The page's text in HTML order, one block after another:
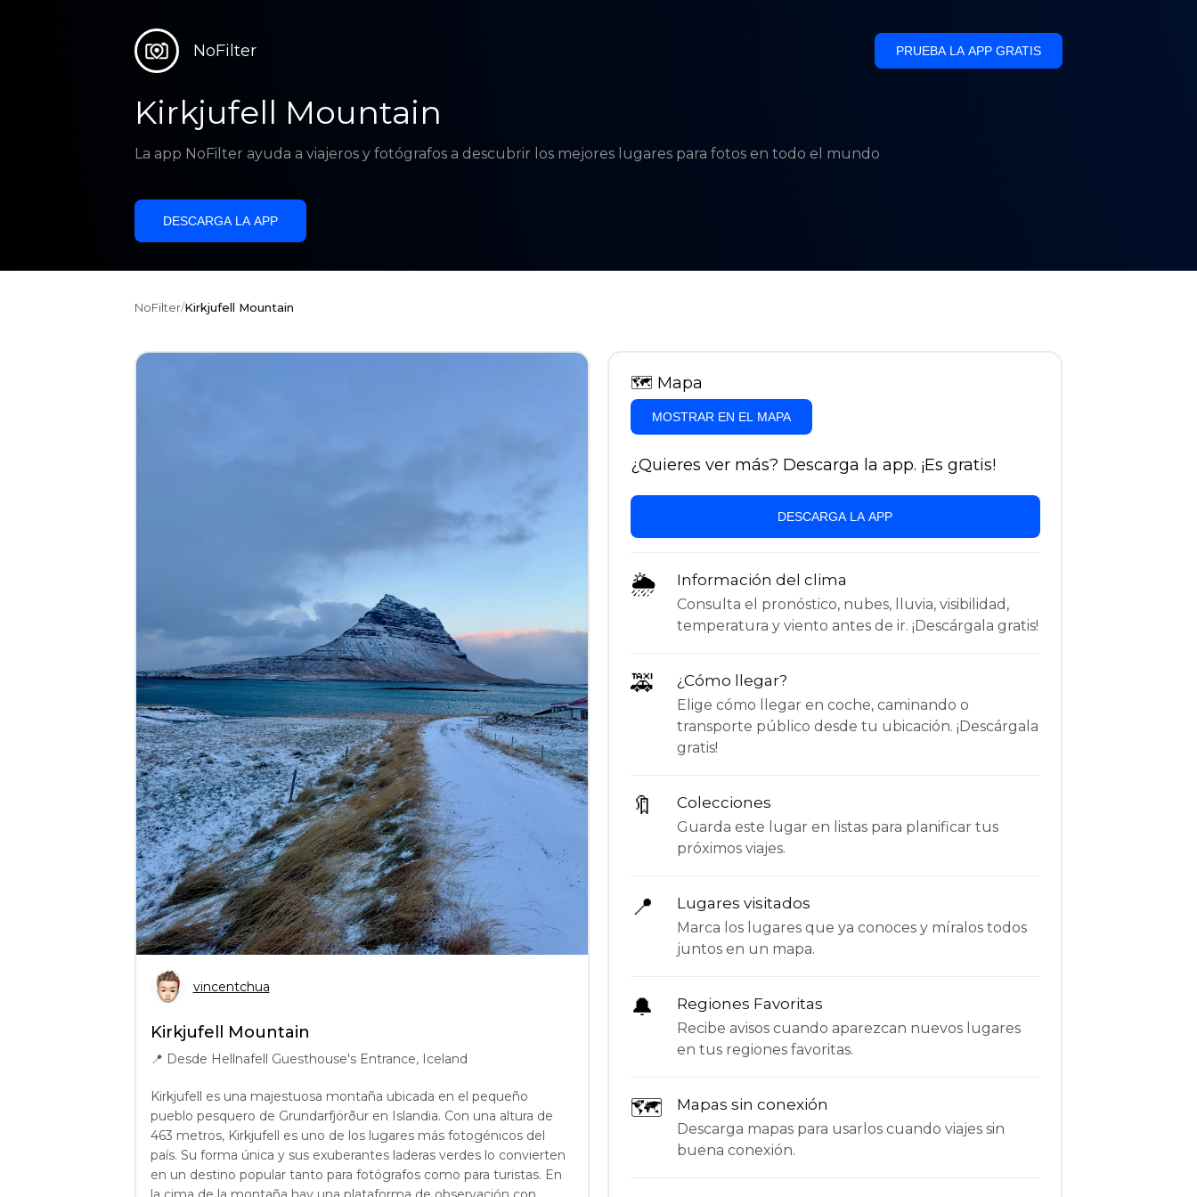
NoFilter PRUEBA LA APP GRATIS
Kirkjufell Mountain
La app NoFilter ayuda a viajeros y fotógrafos a descubrir los mejores lugares para fotos en todo el mundo
DESCARGA LA APP
NoFilter/Kirkjufell Mountain
vincentchua
Kirkjufell Mountain
📍 Desde Hellnafell Guesthouse's Entrance, Iceland
Kirkjufell es una majestuosa montaña ubicada en el pequeño
pueblo pesquero de Grundarfjörður en Islandia. Con una altura de
463 metros, Kirkjufell es uno de los lugares más fotogénicos del
país. Su forma única y sus exuberantes laderas verdes lo convierten
en un destino popular tanto para fotógrafos como para turistas. En
🗺 Mapa
MOSTRAR EN EL MAPA
¿Quieres ver más? Descarga la app. ¡Es gratis!
DESCARGA LA APP
🌦 Información del clima
Consulta el pronóstico, nubes, lluvia, visibilidad,
temperatura y viento antes de ir. ¡Descárgala gratis!
🚕 ¿Cómo llegar?
Elige cómo llegar en coche, caminando o
transporte público desde tu ubicación. ¡Descárgala
gratis!
🔖 Colecciones
Guarda este lugar en listas para planificar tus
próximos viajes.
📍 Lugares visitados
Marca los lugares que ya conoces y míralos todos
juntos en un mapa.
🔔 Regiones Favoritas
Recibe avisos cuando aparezcan nuevos lugares
en tus regiones favoritas.
🗺 Mapas sin conexión
Descarga mapas para usarlos cuando viajes sin
buena conexión.